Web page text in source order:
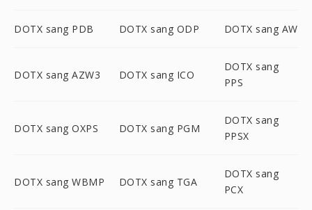
DOTX sang PDB DOTX sang ODP DOTX sang AW
DOTX sang AZW3 DOTX sang ICO
DOTX sang
PPS
DOTX sang OXPS DOTX sang PGM
DOTX sang
PPSX
DOTX sang WBMP DOTX sang TGA
DOTX sang
PCX